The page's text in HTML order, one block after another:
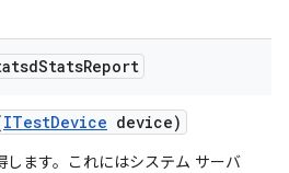
StatsReport
ITestDevice device)
ます。これにはシステム サーバ